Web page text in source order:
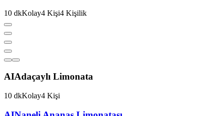
10 dkKolay4 Kişi4 Kişilik
AIAdaçaylı Limonata
10 dkKolay4 Kişi